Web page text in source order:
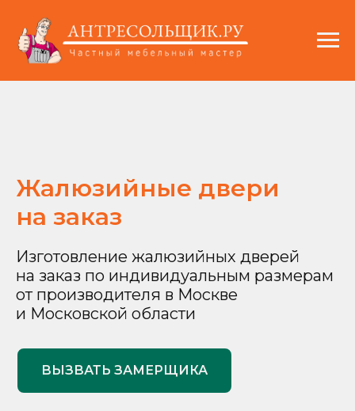
Жалюзийные двери
на заказ
Изготовление жалюзийных дверей
на заказ по индивидуальным размерам
от производителя в Москве
и Московской области
ВЫЗВАТЬ ЗАМЕРЩИКА